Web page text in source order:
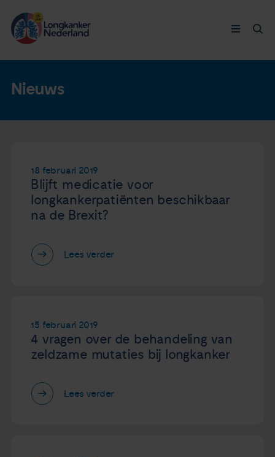
Doneer nu
Agenda
Over ons
Zorgverleners
Longkanker
Leven met
Thymuskankers
Steun ons
Nieuws
18 februari 2019
Blijft medicatie voor
longkankerpatiënten beschikbaar
na de Brexit?
Lees verder
15 februari 2019
4 vragen over de behandeling van
zeldzame mutaties bij longkanker
Lees verder